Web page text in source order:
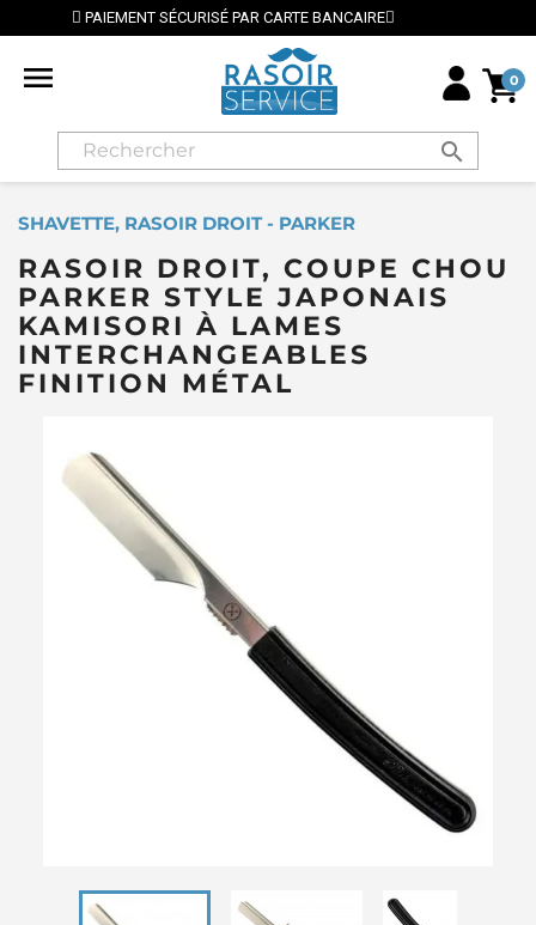
⭐ LIVRAISON GRATUITE EN FRANCE
 0
search
SHAVETTE, RASOIR DROIT - PARKER
RASOIR DROIT, COUPE CHOU
PARKER STYLE JAPONAIS
KAMISORI À LAMES
INTERCHANGEABLES
FINITION MÉTAL